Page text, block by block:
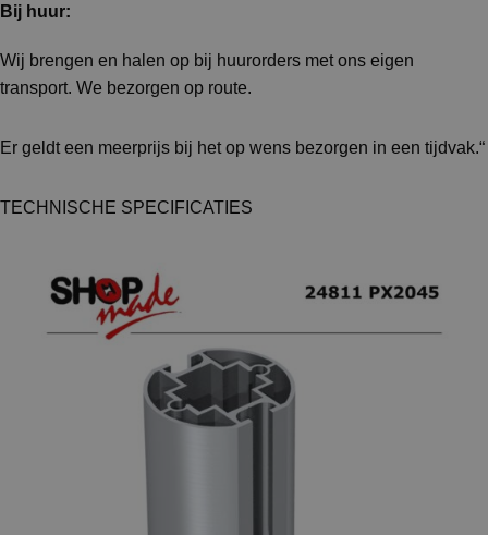
Bij huur:
Wij brengen en halen op bij huurorders met ons eigen
transport. We bezorgen op route.
Er geldt een meerprijs bij het op wens bezorgen in een tijdvak.“
TECHNISCHE SPECIFICATIES